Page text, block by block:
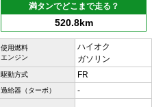
満タンでどこまで走る？
520.8km
使用燃料
エンジン
ハイオク
ガソリン
駆動方式 FR
過給器（ターボ） -